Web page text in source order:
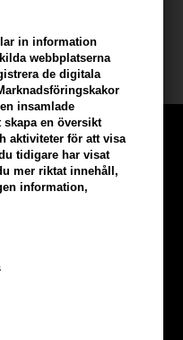
in information
webbplatserna
de digitala
insamlade
en översikt
aktiviteter för att visa
tidigare har visat
mer riktat innehåll,
information,